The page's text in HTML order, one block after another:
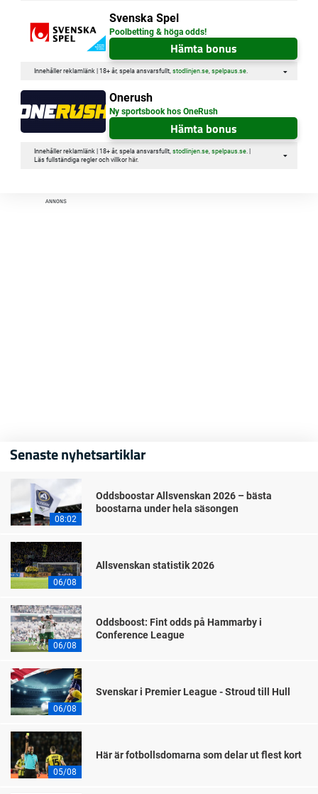
Svenska Spel
Poolbetting & höga odds!
Hämta bonus
Innehåller reklamlänk | 18+ år, spela ansvarsfullt, stodlinjen.se, spelpaus.se.
Onerush
Ny sportsbook hos OneRush
Hämta bonus
Innehåller reklamlänk | 18+ år, spela ansvarsfullt, stodlinjen.se, spelpaus.se. |
Läs fullständiga regler och villkor här.
ANNONS
Senaste nyhetsartiklar
08:02
Oddsboostar Allsvenskan 2026 – bästa
boostarna under hela säsongen
06/08
Allsvenskan statistik 2026
06/08
Oddsboost: Fint odds på Hammarby i
Conference League
06/08
Svenskar i Premier League - Stroud till Hull
05/08
Här är fotbollsdomarna som delar ut flest kort